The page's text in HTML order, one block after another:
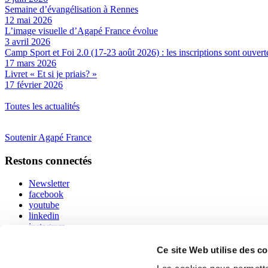
Ce site Web utilise des
Semaine d’évangélisation à Rennes
12 mai 2026
L’image visuelle d’Agapé France évolue
3 avril 2026
Camp Sport et Foi 2.0 (17-23 août 2026) : les inscriptions sont
17 mars 2026
Livret « Et si je priais? »
17 février 2026
Toutes les actualités
Soutenir Agapé France
Restons connectés
Newsletter
facebook
youtube
linkedin
instagram